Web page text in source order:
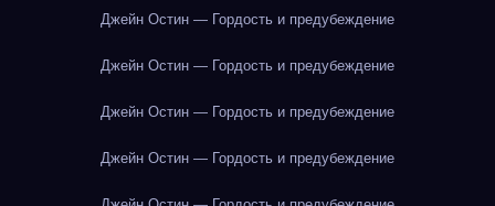
Джейн Остин — Гордость и предубеждение
Джейн Остин — Гордость и предубеждение
Джейн Остин — Гордость и предубеждение
Джейн Остин — Гордость и предубеждение